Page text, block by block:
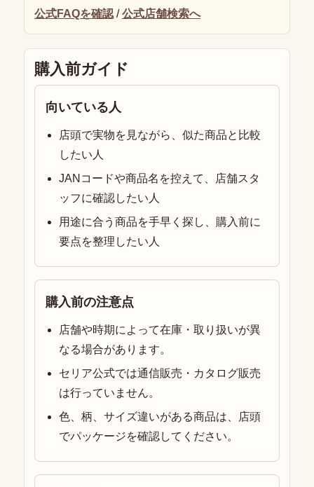
公式FAQを確認 /公式店舗検索へ
購入前ガイド
向いている人
店頭で実物を見ながら、似た商品と比較
したい人
JANコードや商品名を控えて、店舗スタ
ッフに確認したい人
用途に合う商品を手早く探し、購入前に
要点を整理したい人
購入前の注意点
店舗や時期によって在庫・取り扱いが異
なる場合があります。
セリア公式では通信販売・カタログ販売
は行っていません。
色、柄、サイズ違いがある商品は、店頭
でパッケージを確認してください。